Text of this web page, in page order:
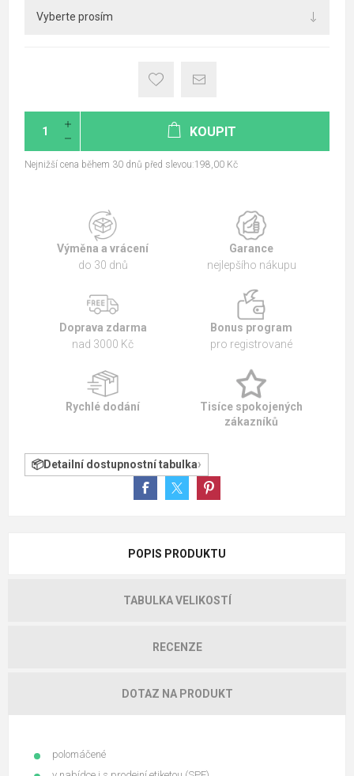
KOUPIT
Nejnižší cena během 30 dnů před slevou:198,00 Kč
Výměna a vrácení
do 30 dnů
Garance
nejlepšího nákupu
Doprava zdarma
nad 3000 Kč
Bonus program
pro registrované
Rychlé dodání
Tisíce spokojených
zákazníků
Detailní dostupnostní tabulka
POPIS PRODUKTU
TABULKA VELIKOSTÍ
RECENZE
DOTAZ NA PRODUKT
polomáčené